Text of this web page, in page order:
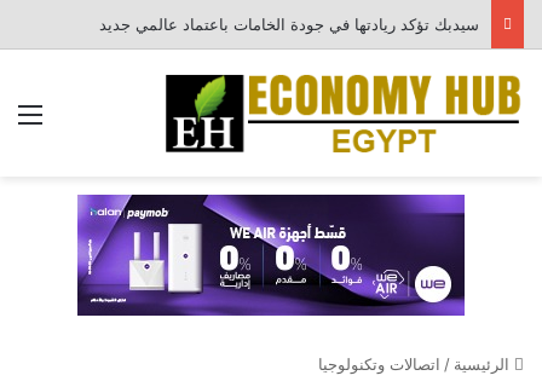
سيدبك تؤكد ريادتها في جودة الخامات باعتماد عالمي جديد
الرئيسية / اتصالات وتكنولوجيا